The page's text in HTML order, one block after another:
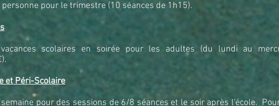
pour le trimestre (10 séances de 1h15).
scolaires en soirée pour les adultes (du lundi au
et Péri-Scolaire
semaine pour des sessions de 6/8 séances et le soir après l'école.